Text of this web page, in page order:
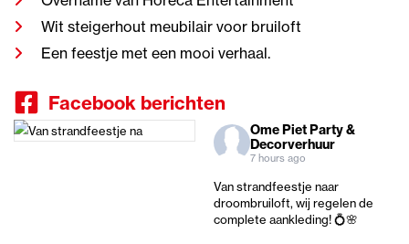
Wit steigerhout meubilair voor bruiloft
Een feestje met een mooi verhaal.
Facebook berichten
Ome Piet Party &
Decorverhuur
7 hours ago
Van strandfeestje naar
droombruiloft, wij regelen de
complete aankleding! 💍🌸